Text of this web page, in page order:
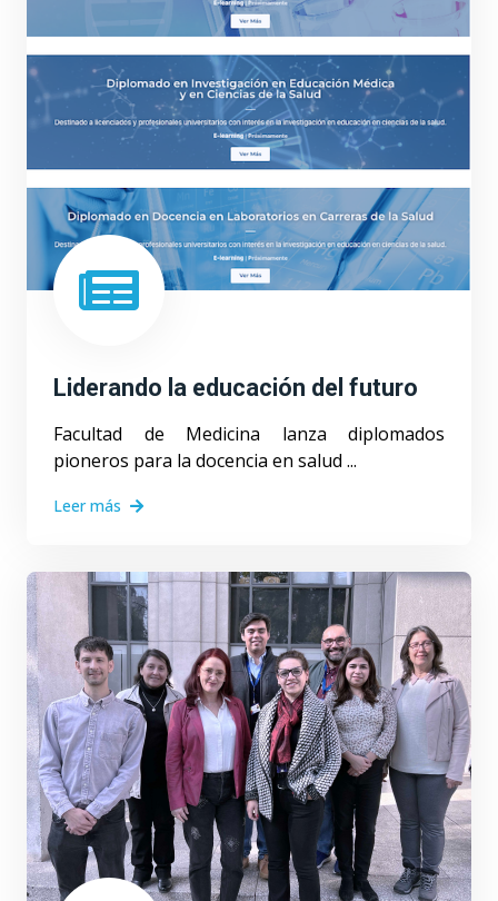
Liderando la educación del futuro
Facultad de Medicina lanza diplomados
pioneros para la docencia en salud ...
Leer más